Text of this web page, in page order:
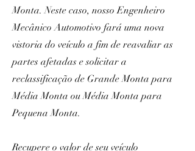
Monta. Neste caso, nosso Engenheiro
Mecânico Automotivo fará uma nova
vistoria do veículo a fim de reavaliar as
partes afetadas e solicitar a
reclassificação de Grande Monta para
Média Monta ou Média Monta para
Pequena Monta.
Recupere o valor de seu veículo